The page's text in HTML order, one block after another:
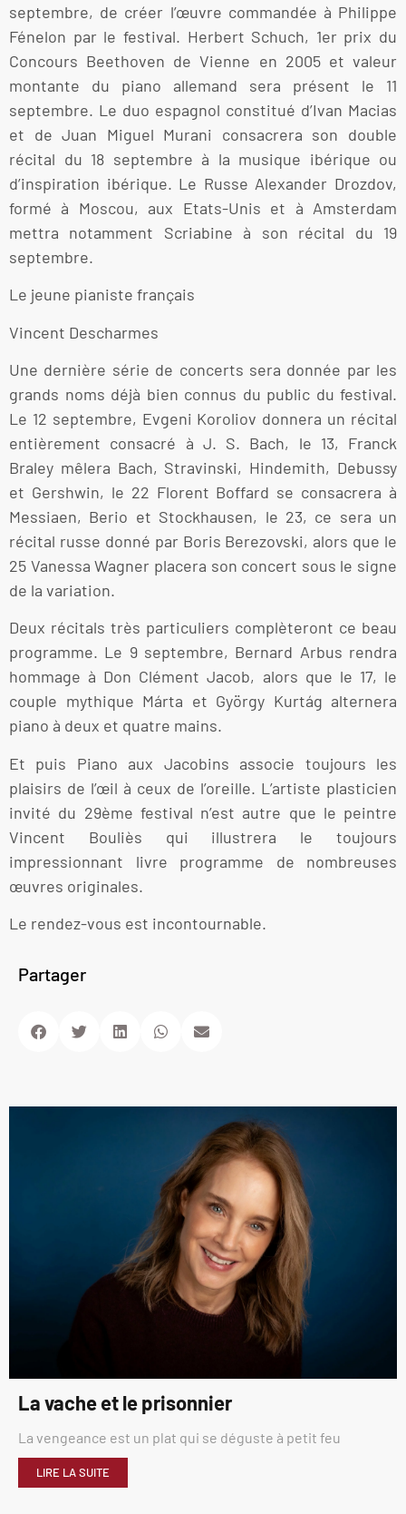
septembre, de créer l’œuvre commandée à Philippe
Fénelon par le festival. Herbert Schuch, 1er prix du
Concours Beethoven de Vienne en 2005 et valeur
montante du piano allemand sera présent le 11
septembre. Le duo espagnol constitué d’Ivan Macias
et de Juan Miguel Murani consacrera son double
récital du 18 septembre à la musique ibérique ou
d’inspiration ibérique. Le Russe Alexander Drozdov,
formé à Moscou, aux Etats-Unis et à Amsterdam
mettra notamment Scriabine à son récital du 19
septembre.
Le jeune pianiste français
Vincent Descharmes
Une dernière série de concerts sera donnée par les
grands noms déjà bien connus du public du festival.
Le 12 septembre, Evgeni Koroliov donnera un récital
entièrement consacré à J. S. Bach, le 13, Franck
Braley mêlera Bach, Stravinski, Hindemith, Debussy
et Gershwin, le 22 Florent Boffard se consacrera à
Messiaen, Berio et Stockhausen, le 23, ce sera un
récital russe donné par Boris Berezovski, alors que le
25 Vanessa Wagner placera son concert sous le signe
de la variation.
Deux récitals très particuliers complèteront ce beau
programme. Le 9 septembre, Bernard Arbus rendra
hommage à Don Clément Jacob, alors que le 17, le
couple mythique Márta et György Kurtág alternera
piano à deux et quatre mains.
Et puis Piano aux Jacobins associe toujours les
plaisirs de l’œil à ceux de l’oreille. L’artiste plasticien
invité du 29ème festival n’est autre que le peintre
Vincent Bouliès qui illustrera le toujours
impressionnant livre programme de nombreuses
œuvres originales.
Le rendez-vous est incontournable.
Partager
La vache et le prisonnier
La vengeance est un plat qui se déguste à petit feu
LIRE LA SUITE